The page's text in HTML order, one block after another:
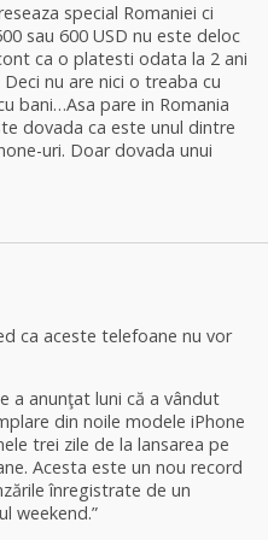
special Romaniei ci
sau 600 USD nu este deloc
ca o platesti odata la 2 ani
Deci nu are nici o treaba cu
bani…Asa pare in Romania
dovada ca este unul dintre
uri. Doar dovada unui
ca aceste telefoane nu vor
a anunţat luni că a vândut
din noile modele iPhone
trei zile de la lansarea pe
Acesta este un nou record
înregistrate de un
weekend.”